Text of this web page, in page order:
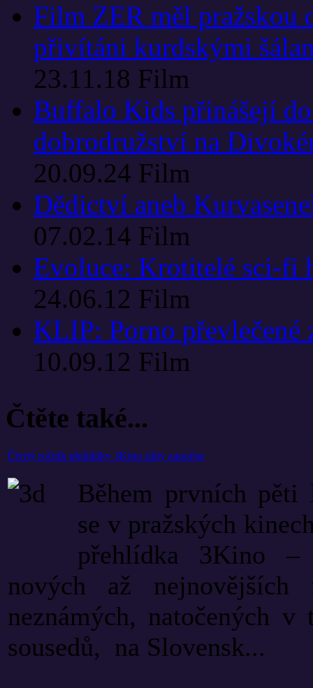
Film ZER měl pražskou
přivítáni kurdskými
23.11.18 Film
Buffalo Kids přinášejí
dobrodružství na
20.09.24 Film
Dědictví aneb
07.02.14 Film
Evoluce: Krotitelé sci-fi
24.06.12 Film
KLIP: Porno převlečené
10.09.12 Film
Čtěte také...
Čtvrtý ročník přehlídky 3Kino záhy započne
Během prvních pěti
se v pražských
přehlídka 3Kino –
nových až
neznámých, natočených
sousedů, na Slovensk...